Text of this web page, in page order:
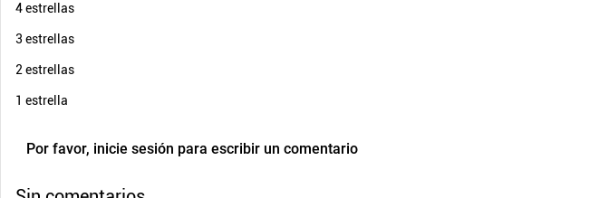
4 estrellas
3 estrellas
2 estrellas
1 estrella
Por favor, inicie sesión para escribir un comentario